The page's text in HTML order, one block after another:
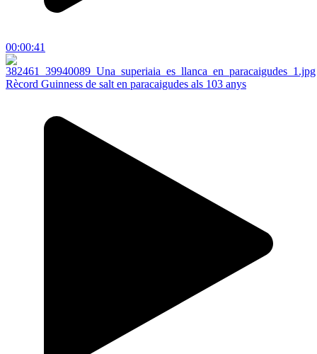
00:00:41
Rècord Guinness de salt en paracaigudes als 103 anys